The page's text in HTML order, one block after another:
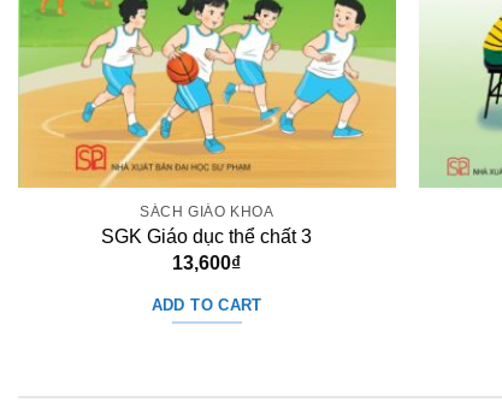
SÁCH GIÁO KHOA
SGK Giáo dục thể chất 3
13,600₫
ADD TO CART